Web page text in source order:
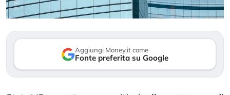
Aggiungi Money.it come
Fonte preferita su Google